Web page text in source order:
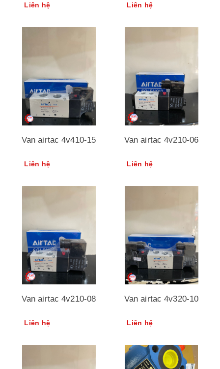
Liên hệ Liên hệ
Van airtac 4v410-15
Liên hệ
Van airtac 4v210-06
Liên hệ
Van airtac 4v210-08
Liên hệ
Van airtac 4v320-10
Liên hệ